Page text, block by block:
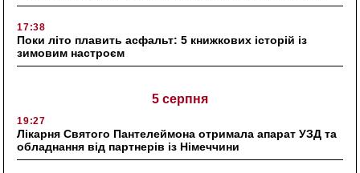
17:38
Поки літо плавить асфальт: 5 книжкових історій із
зимовим настроєм
5 серпня
19:27
Лікарня Святого Пантелеймона отримала апарат УЗД та
обладнання від партнерів із Німеччини